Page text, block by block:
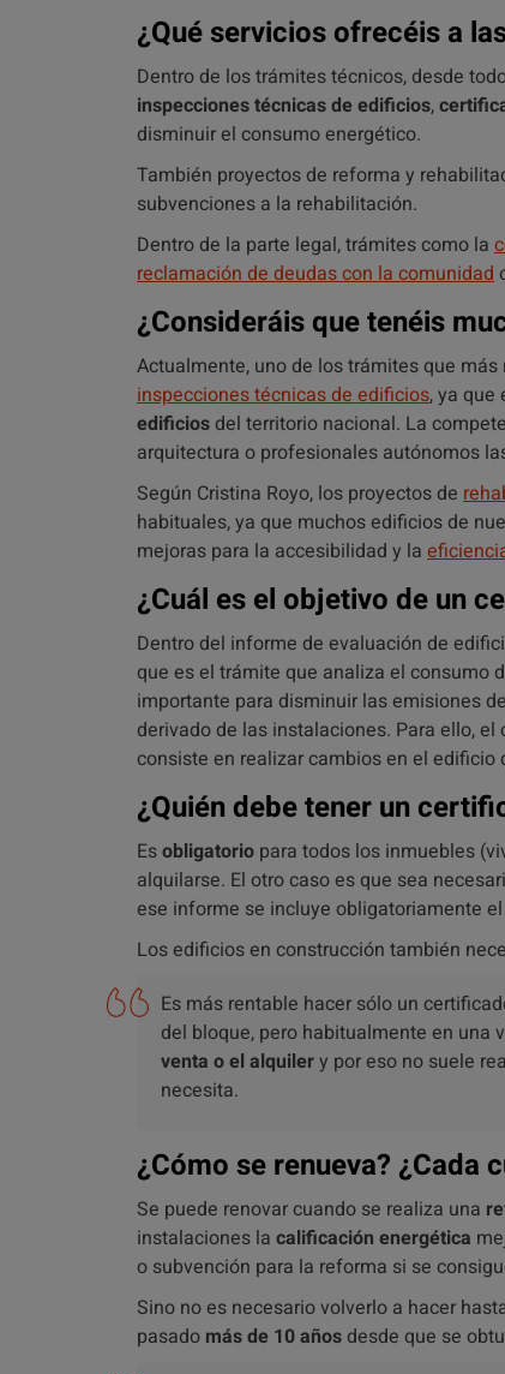
¿Qué servicios ofrecéis a
Dentro de los trámites técnicos, desde
inspecciones técnicas de edificios,
disminuir el consumo energético.
También proyectos de reforma y
subvenciones a la rehabilitación.
Dentro de la parte legal, trámites como la
reclamación de deudas con la comunidad
¿Consideráis que tenéis
Actualmente, uno de los trámites que
inspecciones técnicas de edificios, ya que
edificios del territorio nacional. La
arquitectura o profesionales autónomos
Según Cristina Royo, los proyectos de
habituales, ya que muchos edificios de
mejoras para la accesibilidad y la
¿Cuál es el objetivo de un
Dentro del informe de evaluación de
que es el trámite que analiza el consumo
importante para disminuir las emisiones
derivado de las instalaciones. Para ello,
consiste en realizar cambios en el
¿Quién debe tener un
Esobligatorio para todos los inmuebles
alquilarse. El otro caso es que sea
ese informe se incluye obligatoriamente el
Los edificios en construcción también
Es más rentable hacer sólo un
del bloque, pero habitualmente en una
venta o el alquilery por eso no suele
necesita.
¿Cómo se renueva? ¿Cada
Se puede renovar cuando se realiza una
instalaciones la calificación energética
o subvención para la reforma si se
Sino no es necesario volverlo a hacer
pasado más de 10 años desde que se